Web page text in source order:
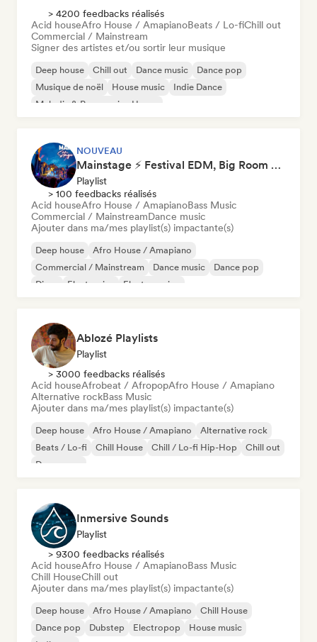
> 4200 feedbacks réalisés
Acid houseAfro House / AmapianoBeats / Lo-fiChill out
Commercial / Mainstream
Signer des artistes et/ou sortir leur musique
Deep house Chill out Dance music
Dance pop
Musique de noël
House music
Indie Dance
Melodic & Progressive House
NOUVEAU
Mainstage ⚡ Festival EDM, Big Room & House Anthems
Playlist
> 100 feedbacks réalisés
Acid houseAfro House / AmapianoBass Music
Commercial / MainstreamDance music
Ajouter dans ma/mes playlist(s) impactante(s)
Deep house
Afro House / Amapiano
Commercial / Mainstream
Dance music
Dance pop
Disco
Electronica Electro swing
Ablozé Playlists
Playlist
> 3000 feedbacks réalisés
Acid houseAfrobeat / AfropopAfro House / Amapiano
Alternative rockBass Music
Ajouter dans ma/mes playlist(s) impactante(s)
Deep house Afro House / Amapiano
Alternative rock
Beats / Lo-fi
Chill House Chill / Lo-fi Hip-Hop
Chill out
Dream pop
Inmersive Sounds
Playlist
> 9300 feedbacks réalisés
Acid houseAfro House / AmapianoBass Music
Chill HouseChill out
Ajouter dans ma/mes playlist(s) impactante(s)
Deep house Afro House / Amapiano
Chill House
Dance pop
Dubstep Electropop
House music